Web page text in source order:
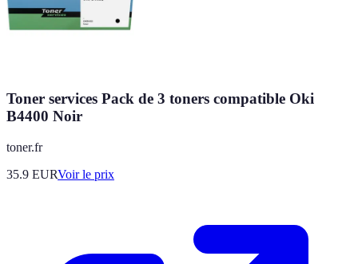
Toner services Pack de 3 toners compatible Oki
B4400 Noir
toner.fr
35.9 EURVoir le prix